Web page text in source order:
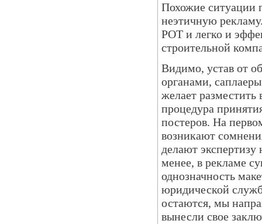
Похожие ситуации
неэтичную
РОТ и легко и
строительной
Видимо, устав от
органами,
желает разместить
процедура
постеров. На
возникают
делают экспертизу
менее, в рекламе
однозначность
юридической
остаются, мы
вынесли свое